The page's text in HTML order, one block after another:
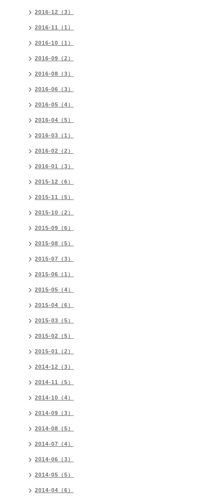
2016-12（3）
2016-11（1）
2016-10（1）
2016-09（2）
2016-08（3）
2016-06（3）
2016-05（4）
2016-04（5）
2016-03（1）
2016-02（2）
2016-01（3）
2015-12（6）
2015-11（5）
2015-10（2）
2015-09（6）
2015-08（5）
2015-07（3）
2015-06（1）
2015-05（4）
2015-04（6）
2015-03（5）
2015-02（5）
2015-01（2）
2014-12（3）
2014-11（5）
2014-10（4）
2014-09（3）
2014-08（5）
2014-07（4）
2014-06（3）
2014-05（5）
2014-04（6）